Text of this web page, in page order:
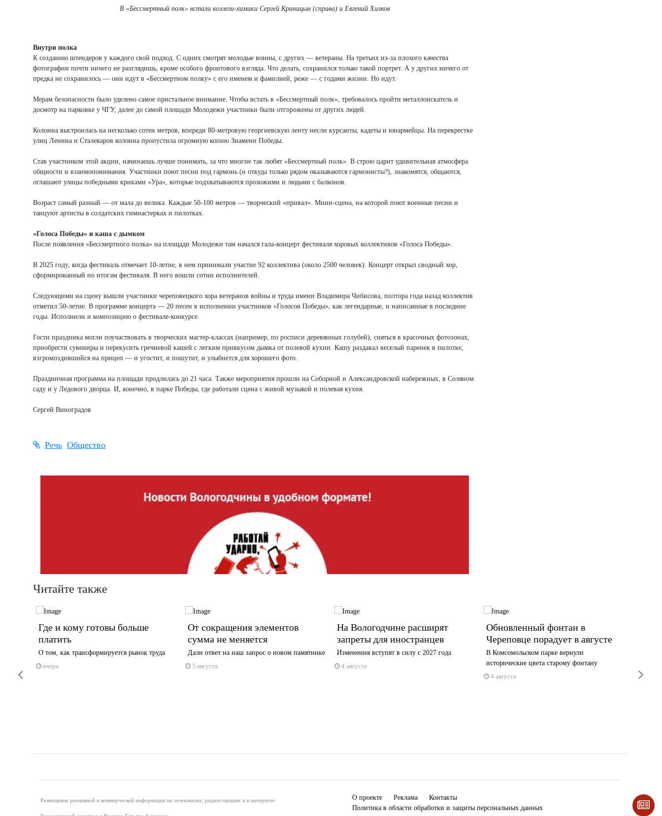
В «Бессмертный полк» встали коллеги-химики Сергей Криницын (справа) и Евгений Хилков
Внутри полка
К созданию штендеров у каждого свой подход. С одних смотрят молодые воины, с других — ветераны. На третьих из-за плохого качества
фотографии почти ничего не разглядишь, кроме особого фронтового взгляда. Что делать, сохранился только такой портрет. А у других ничего от
предка не сохранилось — они идут в «Бессмертном полку» с его именем и фамилией, реже — с годами жизни. Но идут.
Мерам безопасности было уделено самое пристальное внимание. Чтобы встать в «Бессмертный полк», требовалось пройти металлоискатель и
досмотр на парковке у ЧГУ, далее до самой площади Молодежи участники были отгорожены от других людей.
Колонна выстроилась на несколько сотен метров, впереди 80-метровую георгиевскую ленту несли курсанты, кадеты и юнармейцы. На перекрестке
улиц Ленина и Сталеваров колонна пропустила огромную копию Знамени Победы.
Став участником этой акции, начинаешь лучше понимать, за что многие так любят «Бессмертный полк». В строю царит удивительная атмосфера
общности и взаимопонимания. Участники поют песни под гармонь (и откуда только рядом оказываются гармонисты?), знакомятся, общаются,
оглашают улицы победными криками «Ура», которые подхватываются прохожими и людьми с балконов.
Возраст самый разный — от мала до велика. Каждые 50-100 метров — творческий «привал». Мини-сцена, на которой поют военные песни и
танцуют артисты в солдатских гимнастерках и пилотках.
«Голоса Победы» и каша с дымком
После появления «Бессмертного полка» на площади Молодежи там начался гала-концерт фестиваля хоровых коллективов «Голоса Победы».
В 2025 году, когда фестиваль отмечает 10-летие, в нем принимали участие 92 коллектива (около 2500 человек). Концерт открыл сводный хор,
сформированный по итогам фестиваля. В него вошли сотни исполнителей.
Следующими на сцену вышли участники череповецкого хора ветеранов войны и труда имени Владимира Чибисова, полтора года назад коллектив
отметил 50-летие. В программе концерта — 20 песен в исполнении участников «Голосов Победы», как легендарные, и написанные в последние
годы. Исполнили и композицию о фестивале-конкурсе.
Гости праздника могли поучаствовать в творческих мастер-классах (например, по росписи деревянных голубей), сняться в красочных фотозонах,
приобрести сувениры и перекусить гречневой кашей с легким привкусом дымка от полевой кухни. Кашу раздавал веселый паренек в пилотке,
взгромоздившийся на прицеп — и угостит, и пошутит, и улыбнется для хорошего фото.
Праздничная программа на площади продлилась до 21 часа. Также мероприятия прошли на Соборной и Александровской набережных, в Соляном
саду и у Ледового дворца. И, конечно, в парке Победы, где работали сцена с живой музыкой и полевая кухня.
Сергей Виноградов
Речь Общество
Читайте также
Где и кому готовы больше
платить
О том, как трансформируется рынок труда
вчера
От сокращения элементов
сумма не меняется
Дали ответ на наш запрос о новом памятнике
5 августа
На Вологодчине расширят
запреты для иностранцев
Изменения вступят в силу с 2027 года
4 августа
Обновленный фонтан в
Череповце порадует в августе
В Комсомольском парке вернули
исторические цвета старому фонтану
4 августа
4
Размещение рекламной и коммерческой информации на телеканалах, радиостанциях и в интернете. О проекте Реклама
Контакты
Политика в области обработки и защиты персональных данных